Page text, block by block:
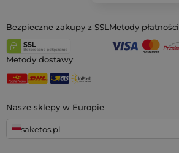
Nasze sklepy w Europie
saketos.pl
Bezpieczne zakupy z SSLMetody płatności
Metody dostawy